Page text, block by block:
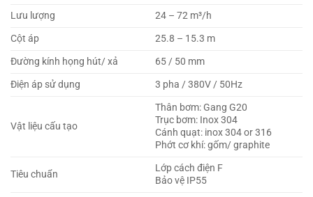
Lưu lượng
24 – 72 m³/h
Cột áp
25.8 – 15.3 m
Đường kính họng hút/ xả
65 / 50 mm
Điện áp sử dụng
3 pha / 380V / 50Hz
Vật liệu cấu tạo
Thân bơm: Gang G20
Trục bơm: Inox 304
Cánh quạt: inox 304 or 316
Phớt cơ khí: gốm/ graphite
Tiêu chuẩn
Lớp cách điện F
Bảo vệ IP55